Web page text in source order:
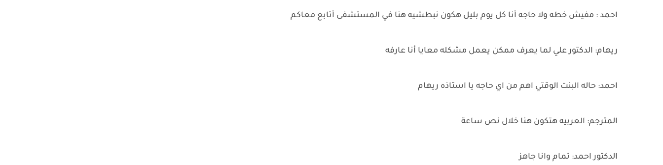
احمد : مفيش خطه ولا حاجه أنا كل يوم بليل هكون نبطشيه هنا في المستشفى أتابع معاكم
ريهام: الدكتور علي لما يعرف ممكن يعمل مشكله معايا أنا عارفه
احمد: حاله البنت الوقتي اهم من اي حاجه يا استاذه ريهام
المترجم: العربيه هتكون هنا خلال نص ساعة
الدكتور احمد: تمام وانا جاهز